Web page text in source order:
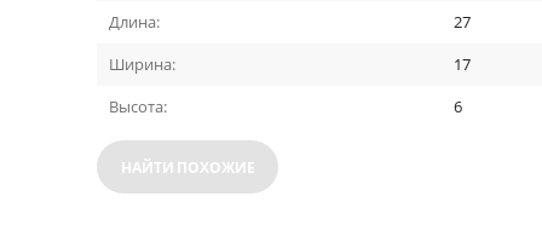
Длина:
27
Ширина:
17
Высота:
6
НАЙТИ ПОХОЖИЕ